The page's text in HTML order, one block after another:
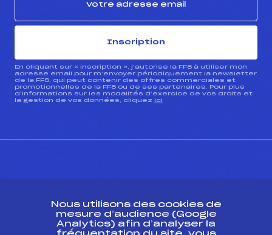
Inscription
En cliquant sur « inscription », j’autorise la FFS à utiliser mon
adresse email pour m’envoyer périodiquement la newsletter
de la FFS, qui peut contenir des offres commerciales et
promotionnelles de la FFS ou de ses partenaires. Pour plus
d’informations sur les modalités d’exercice de vos droits et
la gestion de vos données, cliquez ici
Nous utilisons des cookies de
mesure d’audience (Google
Analytics) afin d’analyser la